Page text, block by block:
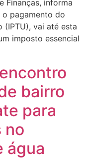
Finanças, informa
pagamento do
(IPTU), vai até esta
imposto essencial
bairro
para
no
água